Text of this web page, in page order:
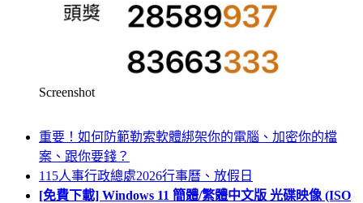
Screenshot
重要！如何防範勒索軟體綁架你的電腦、加密你的檔
案、跟你要錢？
115人事行政總處2026行事曆、放假日
[免費下載] Windows 11 簡體/繁體中文版 光碟映像 (ISO